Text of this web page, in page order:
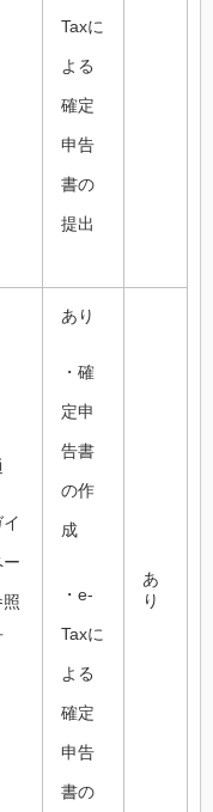
Taxに
よる
確定
申告
書の
提出
イ
ー
照
あり
・確
定申
告書
の作
成
・e-
Taxに
よる
確定
申告
書の
あ
り